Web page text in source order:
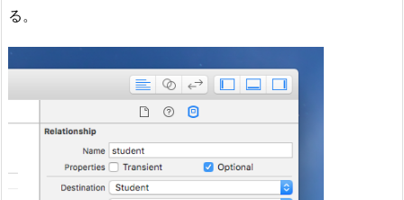
る。